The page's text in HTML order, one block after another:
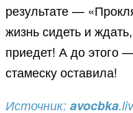
результате —
жизнь сидеть и
приедет! А до этого
стамеску оставила!
Источник: avocbka